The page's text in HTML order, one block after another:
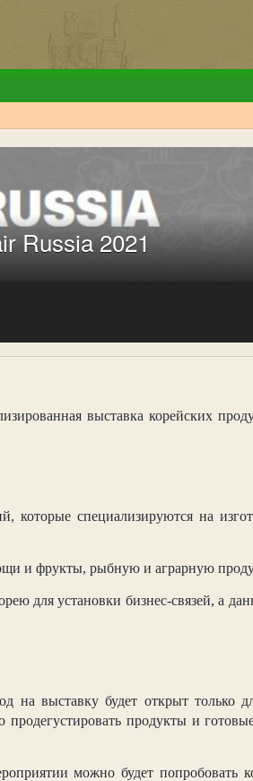
Russia 2021
выставка корейских
которые специализируются на
и фрукты, рыбную и аграрную
для установки бизнес-связей, а
выставку будет открыт только
продукты и
можно будет попробовать